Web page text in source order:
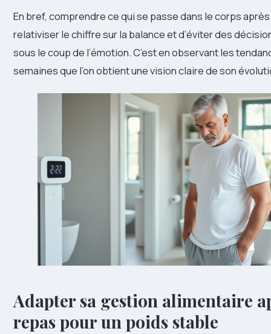
En bref, comprendre ce qui se passe dans le corps
relativiser le chiffre sur la balance et d’éviter des
sous le coup de l’émotion. C’est en observant les
semaines que l’on obtient une vision claire de son
Adapter sa gestion alimentaire
repas pour un poids stable